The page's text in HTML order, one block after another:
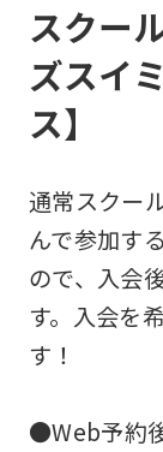
スクー
ズスイ
ス】
通常スクー
んで参加す
ので、入会
す。入会を
す！
●Web予約